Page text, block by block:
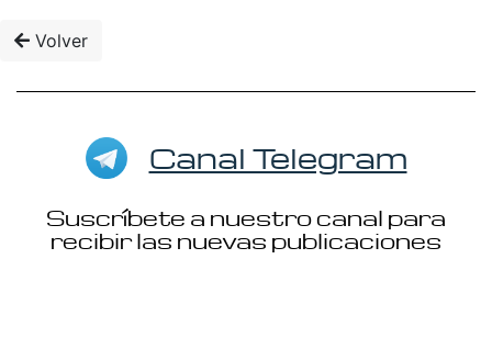
Volver
Canal Telegram
Suscríbete a nuestro canal para
recibir las nuevas publicaciones